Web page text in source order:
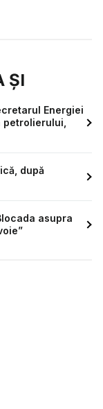
ȘI
Energiei
după
asupra